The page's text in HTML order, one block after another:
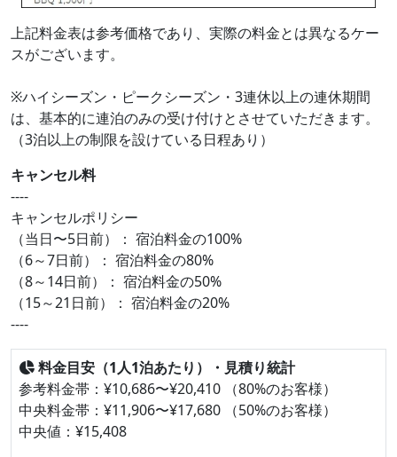
上記料金表は参考価格であり、実際の料金とは異なるケー
スがございます。
※ハイシーズン・ピークシーズン・3連休以上の連休期間
は、基本的に連泊のみの受け付けとさせていただきます。
（3泊以上の制限を設けている日程あり）
キャンセル料
----
キャンセルポリシー
（当日〜5日前）： 宿泊料金の100%
（6～7日前）： 宿泊料金の80%
（8～14日前）： 宿泊料金の50%
（15～21日前）： 宿泊料金の20%
----
料金目安（1人1泊あたり）・見積り統計
参考料金帯：¥10,686〜¥20,410 （80%のお客様）
中央料金帯：¥11,906〜¥17,680 （50%のお客様）
中央値：¥15,408